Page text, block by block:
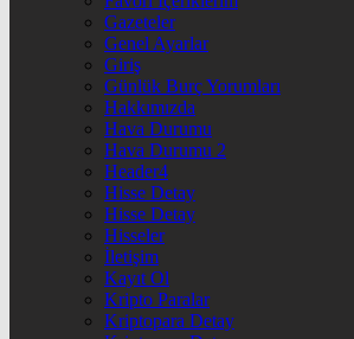
Gazeteler
Genel Ayarlar
Giriş
Günlük Burç Yorumları
Hakkımızda
Hava Durumu
Hava Durumu 2
Header4
Hisse Detay
Hisse Detay
Hisseler
İletişim
Kayıt Ol
Kripto Paralar
Kriptopara Detay